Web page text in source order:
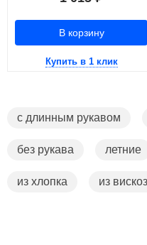
В корзину
Купить в 1 клик
с длинным рукавом
без рукава летние
из хлопка из